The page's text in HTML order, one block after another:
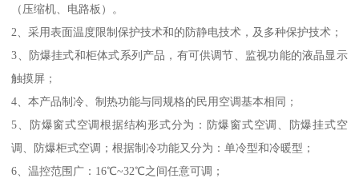
（压缩机、电路板）。
2、采用表面温度限制保护技术和的防静电技术，及多种保护技术；
3、防爆挂式和柜体式系列产品，有可供调节、监视功能的液晶显示
触摸屏；
4、本产品制冷、制热功能与同规格的民用空调基本相同；
5、防爆窗式空调根据结构形式分为：防爆窗式空调、防爆挂式空
调、防爆柜式空调；根据制冷功能又分为：单冷型和冷暖型；
6、温控范围广：16℃~32℃之间任意可调；